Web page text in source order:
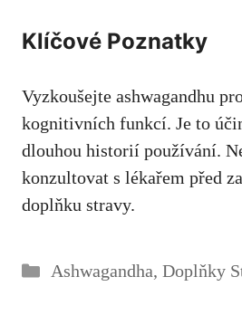
Klíčové Poznatky
Vyzkoušejte ashwagandhu
kognitivních funkcí. Je to
dlouhou historií používání.
konzultovat s lékařem před
doplňku stravy.
Rubriky
Ashwagandha, Doplňky